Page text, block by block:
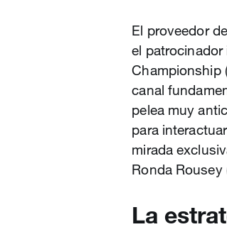
El proveedor
el
Championship
canal
pelea muy
para
mirada
Ronda Rousey
La